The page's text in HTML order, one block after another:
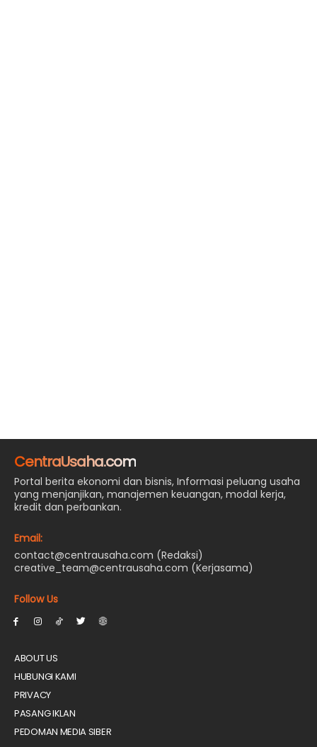
CentraUsaha.com
Portal berita ekonomi dan bisnis, Informasi peluang usaha
yang menjanjikan, manajemen keuangan, modal kerja,
kredit dan perbankan.
Email:
contact@centrausaha.com (Redaksi)
creative_team@centrausaha.com (Kerjasama)
Follow Us
ABOUT US
HUBUNGI KAMI
PRIVACY
PASANG IKLAN
PEDOMAN MEDIA SIBER